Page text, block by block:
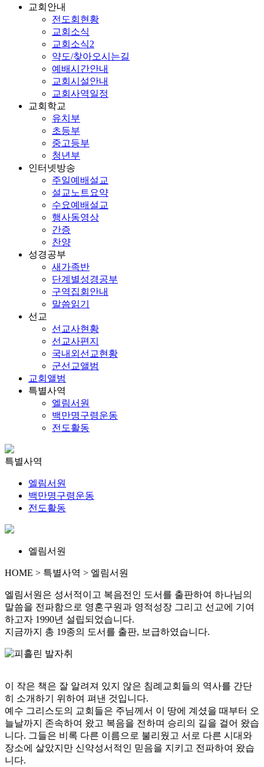
교회안내
전도회현황
교회소식
교회소식2
약도/찾아오시는길
예배시간안내
교회시설안내
교회사역일정
교회학교
유치부
초등부
중고등부
청년부
인터넷방송
주일예배설교
설교노트요약
수요예배설교
행사동영상
간증
찬양
성경공부
새가족반
단계별성경공부
구역집회안내
말씀읽기
선교
선교사현황
선교사편지
국내외선교현황
군선교앨범
교회앨범
특별사역
엘림서원
백만명구령운동
전도활동
특별사역
엘림서원
백만명구령운동
전도활동
엘림서원
HOME > 특별사역 > 엘림서원
엘림서원은 성서적이고 복음전인 도서를 출판하여 하나님의
말씀을 전파함으로 영혼구원과 영적성장 그리고 선교에 기여
하고자 1990년 설립되었습니다.
지금까지 총 19종의 도서를 출판, 보급하였습니다.
이 작은 책은 잘 알려져 있지 않은 침례교회들의 역사를 간단
히 소개하기 위하여 펴낸 것입니다.
예수 그리스도의 교회들은 주님께서 이 땅에 계셨을 때부터 오
늘날까지 존속하여 왔고 복음을 전하며 승리의 길을 걸어 왔습
니다. 그들은 비록 다른 이름으로 불리웠고 서로 다른 시대와
장소에 살았지만 신약성서적인 믿음을 지키고 전파하여 왔습
니다.